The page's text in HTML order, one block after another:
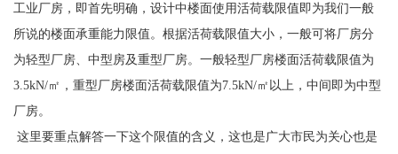
工业厂房，即首先明确，设计中楼面使用活荷载限值即为我们一般
所说的楼面承重能力限值。根据活荷载限值大小，一般可将厂房分
为轻型厂房、中型房及重型厂房。一般轻型厂房楼面活荷载限值为
3.5kN/㎡，重型厂房楼面活荷载限值为7.5kN/㎡以上，中间即为中型
厂房。
这里要重点解答一下这个限值的含义，这也是广大市民为关心也是